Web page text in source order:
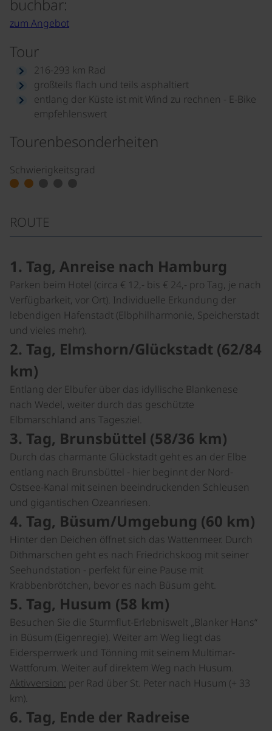
buchbar:
zum Angebot
Tour
216-293 km Rad
großteils flach und teils asphaltiert
entlang der Küste ist mit Wind zu rechnen - E-Bike
empfehlenswert
Tourenbesonderheiten
Schwierigkeitsgrad
ROUTE
1. Tag, Anreise nach Hamburg
Parken beim Hotel (circa € 12,- bis € 24,- pro Tag, je nach
Verfügbarkeit, vor Ort). Individuelle Erkundung der
lebendigen Hafenstadt (Elbphilharmonie, Speicherstadt
und vieles mehr).
2. Tag, Elmshorn/Glückstadt (62/84
km)
Entlang der Elbufer über das idyllische Blankenese
nach Wedel, weiter durch das geschützte
Elbmarschland ans Tagesziel.
3. Tag, Brunsbüttel (58/36 km)
Durch das charmante Glückstadt geht es an der Elbe
entlang nach Brunsbüttel - hier beginnt der Nord-
Ostsee-Kanal mit seinen beeindruckenden Schleusen
und gigantischen Ozeanriesen.
4. Tag, Büsum/Umgebung (60 km)
Hinter den Deichen öffnet sich das Wattenmeer. Durch
Dithmarschen geht es nach Friedrichskoog mit seiner
Seehundstation - perfekt für eine Pause mit
Krabbenbrötchen, bevor es nach Büsum geht.
5. Tag, Husum (58 km)
Besuchen Sie die Sturmflut-Erlebniswelt „Blanker Hans“
in Büsum (Eigenregie). Weiter am Weg liegt das
Eidersperrwerk und Tönning mit seinem Multimar-
Wattforum. Weiter auf direktem Weg nach Husum.
Aktivversion: per Rad über St. Peter nach Husum (+ 33
km).
6. Tag, Ende der Radreise